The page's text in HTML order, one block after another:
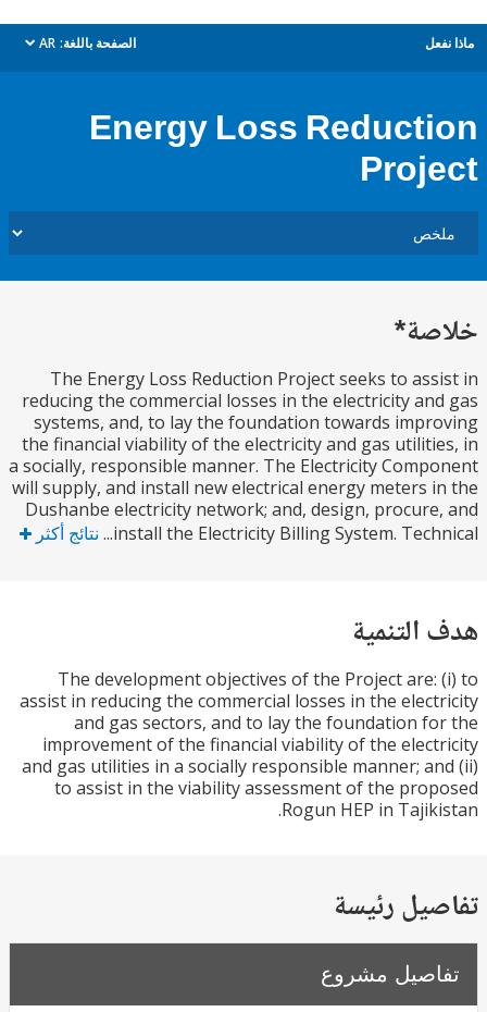
الصفحة باللغة: AR
dropdown
Energy Loss
The Energy Loss Reduction Project seeks to
reducing the commercial losses in the electricity
systems, and, to lay the foundation towards
the financial viability of the electricity and gas
a socially, responsible manner. The Electricity
will supply, and install new electrical energy meters
Dushanbe electricity network; and, design,
install the Electricity Billing System. نتائج أكثر
The development objectives of the Project
assist in reducing the commercial losses in the
and gas sectors, and to lay the foundation
improvement of the financial viability of the
and gas utilities in a socially responsible manner;
to assist in the viability assessment of the
Rogun HEP in
رئيسة
مشروع